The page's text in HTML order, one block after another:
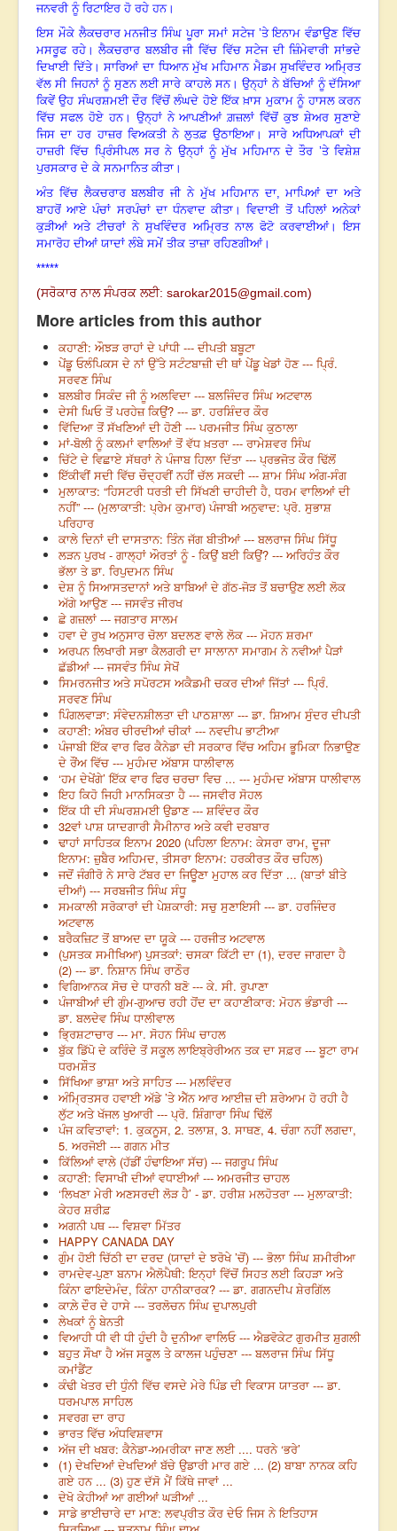
ਜਨਵਰੀ ਨੂੰ ਰਿਟਾਇਰ ਹੋ ਰਹੇ ਹਨ।
ਇਸ ਮੌਕੇ ਲੈਕਚਰਾਰ ਮਨਜੀਤ ਸਿੰਘ ਪੂਰਾ ਸਮਾਂ ਸਟੇਜ ’ਤੇ ਇਨਾਮ ਵੰਡਾਉਣ ਵਿੱਚ
ਮਸਰੂਫ ਰਹੇ।ਲੈਕਚਰਾਰ ਬਲਬੀਰ ਜੀ ਵਿੱਚ ਵਿੱਚ ਸਟੇਜ ਦੀ ਜ਼ਿੰਮੇਵਾਰੀ ਸਾਂਭਦੇ
ਦਿਖਾਈ ਦਿੱਤੇ।ਸਾਰਿਆਂ ਦਾ ਧਿਆਨ ਮੁੱਖ ਮਹਿਮਾਨ ਮੈਡਮ ਸੁਖਵਿੰਦਰ ਅਮ੍ਰਿਤ
ਵੱਲ ਸੀ ਜਿਹਨਾਂ ਨੂੰ ਸੁਣਨ ਲਈ ਸਾਰੇ ਕਾਹਲੇ ਸਨ।ਉਨ੍ਹਾਂ ਨੇ ਬੱਚਿਆਂ ਨੂੰ ਦੱਸਿਆ
ਕਿਵੇਂ ਉਹ ਸੰਘਰਸ਼ਮਈ ਦੌਰ ਵਿੱਚੋਂ ਲੰਘਦੇ ਹੋਏ ਇੱਕ ਖ਼ਾਸ ਮੁਕਾਮ ਨੂੰ ਹਾਸਲ ਕਰਨ
ਵਿੱਚ ਸਫਲ ਹੋਏ ਹਨ। ਉਨ੍ਹਾਂ ਨੇ ਆਪਣੀਆਂ ਗ਼ਜ਼ਲਾਂ ਵਿੱਚੋਂ ਕੁਝ ਸ਼ੇਅਰ ਸੁਣਾਏ
ਜਿਸ ਦਾ ਹਰ ਹਾਜ਼ਰ ਵਿਅਕਤੀ ਨੇ ਲੁਤਫ਼ ਉਠਾਇਆ। ਸਾਰੇ ਅਧਿਆਪਕਾਂ ਦੀ
ਹਾਜ਼ਰੀ ਵਿੱਚ ਪ੍ਰਿੰਸੀਪਲ ਸਰ ਨੇ ਉਨ੍ਹਾਂ ਨੂੰ ਮੁੱਖ ਮਹਿਮਾਨ ਦੇ ਤੌਰ ’ਤੇ ਵਿਸ਼ੇਸ਼
ਪੁਰਸਕਾਰ ਦੇ ਕੇ ਸਨਮਾਨਿਤ ਕੀਤਾ ।
ਅੰਤ ਵਿੱਚ ਲੈਕਚਰਾਰ ਬਲਬੀਰ ਜੀ ਨੇ ਮੁੱਖ ਮਹਿਮਾਨ ਦਾ, ਮਾਪਿਆਂ ਦਾ ਅਤੇ
ਬਾਹਰੋਂ ਆਏ ਪੰਚਾਂ ਸਰਪੰਚਾਂ ਦਾ ਧੰਨਵਾਦ ਕੀਤਾ ।ਵਿਦਾਈ ਤੋਂ ਪਹਿਲਾਂ ਅਨੇਕਾਂ
ਕੁੜੀਆਂ ਅਤੇ ਟੀਚਰਾਂ ਨੇ ਸੁਖਵਿੰਦਰ ਅਮ੍ਰਿਤ ਨਾਲ ਫੋਟੋ ਕਰਵਾਈਆਂ।ਇਸ
ਸਮਾਰੋਹ ਦੀਆਂ ਯਾਦਾਂ ਲੰਬੇ ਸਮੇਂ ਤੀਕ ਤਾਜ਼ਾ ਰਹਿਣਗੀਆਂ।
*****
(ਸਰੋਕਾਰ ਨਾਲ ਸੰਪਰਕ ਲਈ: sarokar2015@gmail.com)
More articles from this author
ਕਹਾਣੀ: ਔਝੜ ਰਾਹਾਂ ਦੇ ਪਾਂਧੀ --- ਦੀਪਤੀ ਬਬੂਟਾ
ਪੇਂਡੂ ਓਲੰਪਿਕਸ ਦੇ ਨਾਂ ਉੱਤੇ ਸਟੰਟਬਾਜ਼ੀ ਦੀ ਥਾਂ ਪੇਂਡੂ ਖੇਡਾਂ ਹੋਣ --- ਪ੍ਰਿੰ.
ਸਰਵਣ ਸਿੰਘ
ਬਲਬੀਰ ਸਿਕੰਦ ਜੀ ਨੂੰ ਅਲਵਿਦਾ --- ਬਲਜਿੰਦਰ ਸਿੰਘ ਅਟਵਾਲ
ਦੇਸੀ ਘਿਓ ਤੋਂ ਪਰਹੇਜ਼ ਕਿਉਂ? --- ਡਾ. ਹਰਸ਼ਿੰਦਰ ਕੌਰ
ਵਿੱਦਿਆ ਤੋਂ ਸੱਖਣਿਆਂ ਦੀ ਹੋਣੀ --- ਪਰਮਜੀਤ ਸਿੰਘ ਕੁਠਾਲਾ
ਮਾਂ-ਬੋਲੀ ਨੂੰ ਕਲਮਾਂ ਵਾਲਿਆਂ ਤੋਂ ਵੱਧ ਖ਼ਤਰਾ --- ਰਾਮੇਸ਼ਵਰ ਸਿੰਘ
ਚਿੱਟੇ ਦੇ ਵਿਛਾਏ ਸੱਥਰਾਂ ਨੇ ਪੰਜਾਬ ਹਿਲਾ ਦਿੱਤਾ --- ਪ੍ਰਭਜੋਤ ਕੌਰ ਢਿੱਲੋਂ
ਇੱਕੀਵੀਂ ਸਦੀ ਵਿੱਚ ਚੌਦ੍ਹਵੀਂ ਨਹੀਂ ਚੱਲ ਸਕਦੀ --- ਸ਼ਾਮ ਸਿੰਘ ਅੰਗ-ਸੰਗ
ਮੁਲਾਕਾਤ: “ਹਿਸਟਰੀ ਧਰਤੀ ਦੀ ਸਿੱਖਣੀ ਚਾਹੀਦੀ ਹੈ, ਧਰਮ ਵਾਲਿਆਂ ਦੀ
ਨਹੀਂ” --- (ਮੁਲਾਕਾਤੀ: ਪ੍ਰੇਮ ਕੁਮਾਰ) ਪੰਜਾਬੀ ਅਨੁਵਾਦ: ਪ੍ਰੋ. ਸੁਭਾਸ਼
ਪਰਿਹਾਰ
ਕਾਲੇ ਦਿਨਾਂ ਦੀ ਦਾਸਤਾਨ: ਤਿੰਨ ਜੱਗ ਬੀਤੀਆਂ --- ਬਲਰਾਜ ਸਿੰਘ ਸਿੱਧੂ
ਲੜਨ ਪੁਰਖ - ਗਾਲ੍ਹਾਂ ਔਰਤਾਂ ਨੂੰ - ਕਿਉਂ ਬਈ ਕਿਉਂ? --- ਅਰਿਹੰਤ ਕੌਰ
ਭੱਲਾ ਤੇ ਡਾ. ਰਿਪੁਦਮਨ ਸਿੰਘ
ਦੇਸ਼ ਨੂੰ ਸਿਆਸਤਦਾਨਾਂ ਅਤੇ ਬਾਬਿਆਂ ਦੇ ਗੱਠ-ਜੋੜ ਤੋਂ ਬਚਾਉਣ ਲਈ ਲੋਕ
ਅੱਗੇ ਆਉਣ --- ਜਸਵੰਤ ਜੀਰਖ
ਛੇ ਗਜ਼ਲਾਂ --- ਜਗਤਾਰ ਸਾਲਮ
ਹਵਾ ਦੇ ਰੁਖ ਅਨੁਸਾਰ ਚੋਲਾ ਬਦਲਣ ਵਾਲੇ ਲੋਕ --- ਮੋਹਨ ਸ਼ਰਮਾ
ਅਰਪਨ ਲਿਖਾਰੀ ਸਭਾ ਕੈਲਗਰੀ ਦਾ ਸਾਲਾਨਾ ਸਮਾਗਮ ਨੇ ਨਵੀਆਂ ਪੈੜਾਂ
ਛੱਡੀਆਂ --- ਜਸਵੰਤ ਸਿੰਘ ਸੇਖੋਂ
ਸਿਮਰਨਜੀਤ ਅਤੇ ਸਪੋਰਟਸ ਅਕੈਡਮੀ ਚਕਰ ਦੀਆਂ ਜਿੱਤਾਂ --- ਪ੍ਰਿੰ.
ਸਰਵਣ ਸਿੰਘ
ਪਿੰਗਲਵਾੜਾ: ਸੰਵੇਦਨਸ਼ੀਲਤਾ ਦੀ ਪਾਠਸ਼ਾਲਾ --- ਡਾ. ਸ਼ਿਆਮ ਸੁੰਦਰ ਦੀਪਤੀ
ਕਹਾਣੀ: ਅੰਬਰ ਚੀਰਦੀਆਂ ਚੀਕਾਂ --- ਨਵਦੀਪ ਭਾਟੀਆ
ਪੰਜਾਬੀ ਇੱਕ ਵਾਰ ਫਿਰ ਕੈਨੇਡਾ ਦੀ ਸਰਕਾਰ ਵਿੱਚ ਅਹਿਮ ਭੂਮਿਕਾ ਨਿਭਾਉਣ
ਦੇ ਰੌਂਅ ਵਿੱਚ --- ਮੁਹੰਮਦ ਅੱਬਾਸ ਧਾਲੀਵਾਲ
‘ਹਮ ਦੇਖੇਂਗੇ’ ਇੱਕ ਵਾਰ ਫਿਰ ਚਰਚਾ ਵਿਚ ... --- ਮੁਹੰਮਦ ਅੱਬਾਸ ਧਾਲੀਵਾਲ
ਇਹ ਕਿਹੋ ਜਿਹੀ ਮਾਨਸਿਕਤਾ ਹੈ --- ਜਸਵੀਰ ਸੋਹਲ
ਇੱਕ ਧੀ ਦੀ ਸੰਘਰਸ਼ਮਈ ਉਡਾਣ --- ਸ਼ਵਿੰਦਰ ਕੌਰ
32ਵਾਂ ਪਾਸ਼ ਯਾਦਗਾਰੀ ਸੈਮੀਨਾਰ ਅਤੇ ਕਵੀ ਦਰਬਾਰ
ਢਾਹਾਂ ਸਾਹਿਤਕ ਇਨਾਮ 2020 (ਪਹਿਲਾ ਇਨਾਮ: ਕੇਸਰਾ ਰਾਮ, ਦੂਜਾ
ਇਨਾਮ: ਜ਼ੁਬੈਰ ਅਹਿਮਦ, ਤੀਸਰਾ ਇਨਾਮ: ਹਰਕੀਰਤ ਕੌਰ ਚਹਿਲ)
ਜਦੋਂ ਜੰਗੀਰੋ ਨੇ ਸਾਰੇ ਟੱਬਰ ਦਾ ਜਿਊਣਾ ਮੁਹਾਲ ਕਰ ਦਿੱਤਾ ... (ਬਾਤਾਂ ਬੀਤੇ
ਦੀਆਂ) --- ਸਰਬਜੀਤ ਸਿੰਘ ਸੰਧੂ
ਸਮਕਾਲੀ ਸਰੋਕਾਰਾਂ ਦੀ ਪੇਸ਼ਕਾਰੀ: ਸਚੁ ਸੁਣਾਇਸੀ --- ਡਾ. ਹਰਜਿੰਦਰ
ਅਟਵਾਲ
ਬਰੈਕਜ਼ਿਟ ਤੋਂ ਬਾਅਦ ਦਾ ਯੂਕੇ --- ਹਰਜੀਤ ਅਟਵਾਲ
(ਪੁਸਤਕ ਸਮੀਖਿਆ) ਪੁਸਤਕਾਂ: ਚਸਕਾ ਕਿੱਟੀ ਦਾ (1), ਦਰਦ ਜਾਗਦਾ ਹੈ
(2) --- ਡਾ. ਨਿਸ਼ਾਨ ਸਿੰਘ ਰਾਠੌਰ
ਵਿਗਿਆਨਕ ਸੋਚ ਦੇ ਧਾਰਨੀ ਬਣੋ --- ਕੇ. ਸੀ. ਰੁਪਾਣਾ
ਪੰਜਾਬੀਆਂ ਦੀ ਗੁੰਮ-ਗੁਆਚ ਰਹੀ ਹੋਂਦ ਦਾ ਕਹਾਣੀਕਾਰ: ਮੋਹਨ ਭੰਡਾਰੀ ---
ਡਾ. ਬਲਦੇਵ ਸਿੰਘ ਧਾਲੀਵਾਲ
ਭ੍ਰਿਸ਼ਟਾਚਾਰ --- ਮਾ. ਸੋਹਨ ਸਿੰਘ ਚਾਹਲ
ਬੁੱਕ ਡਿੱਪੋ ਦੇ ਕਰਿੰਦੇ ਤੋਂ ਸਕੂਲ ਲਾਇਬ੍ਰੇਰੀਅਨ ਤਕ ਦਾ ਸਫ਼ਰ --- ਬੂਟਾ ਰਾਮ
ਧਰਮਸ਼ੌਤ
ਸਿੱਖਿਆ ਭਾਸ਼ਾ ਅਤੇ ਸਾਹਿਤ --- ਮਲਵਿੰਦਰ
ਅੰਮ੍ਰਿਤਸਰ ਹਵਾਈ ਅੱਡੇ ’ਤੇ ਐੱਨ ਆਰ ਆਈਜ਼ ਦੀ ਸ਼ਰੇਆਮ ਹੋ ਰਹੀ ਹੈ
ਲੁੱਟ ਅਤੇ ਖੱਜਲ ਖੁਆਰੀ --- ਪ੍ਰੋ. ਸ਼ਿੰਗਾਰਾ ਸਿੰਘ ਢਿੱਲੋਂ
ਪੰਜ ਕਵਿਤਾਵਾਂ: 1. ਕੁਕਨੂਸ, 2. ਤਲਾਸ਼, 3. ਸਾਥਣ, 4. ਚੰਗਾ ਨਹੀਂ ਲਗਦਾ,
5. ਅਰਜੋਈ --- ਗਗਨ ਮੀਤ
ਕਿੱਲਿਆਂ ਵਾਲੇ (ਹੱਡੀਂ ਹੰਢਾਇਆ ਸੱਚ) --- ਜਗਰੂਪ ਸਿੰਘ
ਕਹਾਣੀ: ਵਿਸਾਖੀ ਦੀਆਂ ਵਧਾਈਆਂ --- ਅਮਰਜੀਤ ਚਾਹਲ
‘ਲਿਖਣਾ ਮੇਰੀ ਅਣਸਰਦੀ ਲੋੜ ਹੈ’ - ਡਾ. ਹਰੀਸ਼ ਮਲਹੋਤਰਾ --- ਮੁਲਾਕਾਤੀ:
ਕੇਹਰ ਸ਼ਰੀਫ਼
ਅਗਨੀ ਪਥ --- ਵਿਸ਼ਵਾ ਮਿੱਤਰ
HAPPY CANADA DAY
ਗੁੰਮ ਹੋਈ ਚਿੱਠੀ ਦਾ ਦਰਦ (ਯਾਦਾਂ ਦੇ ਝਰੋਖੇ ’ਚੋਂ) --- ਭੋਲਾ ਸਿੰਘ ਸ਼ਮੀਰੀਆ
ਰਾਮਦੇਵ-ਪੁਣਾ ਬਨਾਮ ਐਲੋਪੈਥੀ: ਇਨ੍ਹਾਂ ਵਿੱਚੋਂ ਸਿਹਤ ਲਈ ਕਿਹੜਾ ਅਤੇ
ਕਿੰਨਾ ਫਾਇਦੇਮੰਦ, ਕਿੰਨਾ ਹਾਨੀਕਾਰਕ? --- ਡਾ. ਗਗਨਦੀਪ ਸ਼ੇਰਗਿੱਲ
ਕਾਲ਼ੇ ਦੌਰ ਦੇ ਹਾਸੇ --- ਤਰਲੋਚਨ ਸਿੰਘ ਦੁਪਾਲਪੁਰੀ
ਲੇਖਕਾਂ ਨੂੰ ਬੇਨਤੀ
ਵਿਆਹੀ ਧੀ ਵੀ ਧੀ ਹੁੰਦੀ ਹੈ ਦੁਨੀਆ ਵਾਲਿਓ --- ਐਡਵੋਕੇਟ ਗੁਰਮੀਤ ਸ਼ੁਗਲੀ
ਬਹੁਤ ਸੌਖਾ ਹੈ ਅੱਜ ਸਕੂਲ ਤੇ ਕਾਲਜ ਪਹੁੰਚਣਾ --- ਬਲਰਾਜ ਸਿੰਘ ਸਿੱਧੂ
ਕਮਾਂਡੈਂਟ
ਕੰਢੀ ਖੇਤਰ ਦੀ ਧੁੰਨੀ ਵਿੱਚ ਵਸਦੇ ਮੇਰੇ ਪਿੰਡ ਦੀ ਵਿਕਾਸ ਯਾਤਰਾ --- ਡਾ.
ਧਰਮਪਾਲ ਸਾਹਿਲ
ਸਵਰਗ ਦਾ ਰਾਹ
ਭਾਰਤ ਵਿੱਚ ਅੰਧਵਿਸ਼ਵਾਸ
ਅੱਜ ਦੀ ਖਬਰ: ਕੈਨੇਡਾ-ਅਮਰੀਕਾ ਜਾਣ ਲਈ .... ਧਰਨੇ ‘ਭਰੇ’
(1) ਦੇਖਦਿਆਂ ਦੇਖਦਿਆਂ ਬੱਚੇ ਉਡਾਰੀ ਮਾਰ ਗਏ ... (2) ਬਾਬਾ ਨਾਨਕ ਕਹਿ
ਗਏ ਹਨ ... (3) ਹੁਣ ਦੱਸੋ ਮੈਂ ਕਿੱਥੇ ਜਾਵਾਂ ...
ਦੇਖੋ ਕੇਹੀਆਂ ਆ ਗਈਆਂ ਘੜੀਆਂ ...
ਸਾਡੇ ਭਾਈਚਾਰੇ ਦਾ ਮਾਣ: ਲਵਪ੍ਰੀਤ ਕੌਰ ਦੇਓ ਜਿਸ ਨੇ ਇਤਿਹਾਸ